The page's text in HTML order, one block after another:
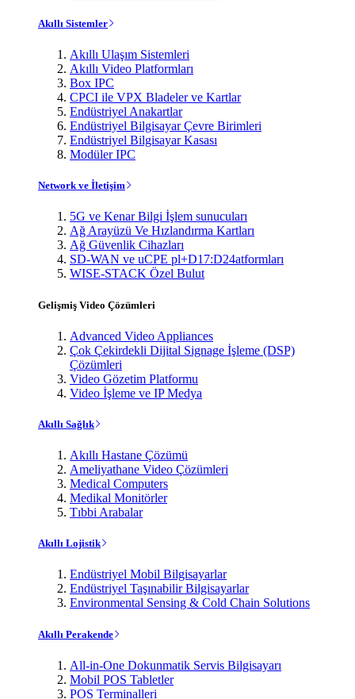
Akıllı Sistemler
Akıllı Ulaşım Sistemleri
Akıllı Video Platformları
Box IPC
CPCI ile VPX Bladeler ve Kartlar
Endüstriyel Anakartlar
Endüstriyel Bilgisayar Çevre Birimleri
Endüstriyel Bilgisayar Kasası
Modüler IPC
Network ve İletişim
5G ve Kenar Bilgi İşlem sunucuları
Ağ Arayüzü Ve Hızlandırma Kartları
Ağ Güvenlik Cihazları
SD-WAN ve uCPE pl+D17:D24atformları
WISE-STACK Özel Bulut
Gelişmiş Video Çözümleri
Advanced Video Appliances
Çok Çekirdekli Dijital Signage İşleme (DSP)
Çözümleri
Video Gözetim Platformu
Video İşleme ve IP Medya
Akıllı Sağlık
Akıllı Hastane Çözümü
Ameliyathane Video Çözümleri
Medical Computers
Medikal Monitörler
Tıbbi Arabalar
Akıllı Lojistik
Endüstriyel Mobil Bilgisayarlar
Endüstriyel Taşınabilir Bilgisayarlar
Environmental Sensing & Cold Chain Solutions
Akıllı Perakende
All-in-One Dokunmatik Servis Bilgisayarı
Mobil POS Tabletler
POS Terminalleri